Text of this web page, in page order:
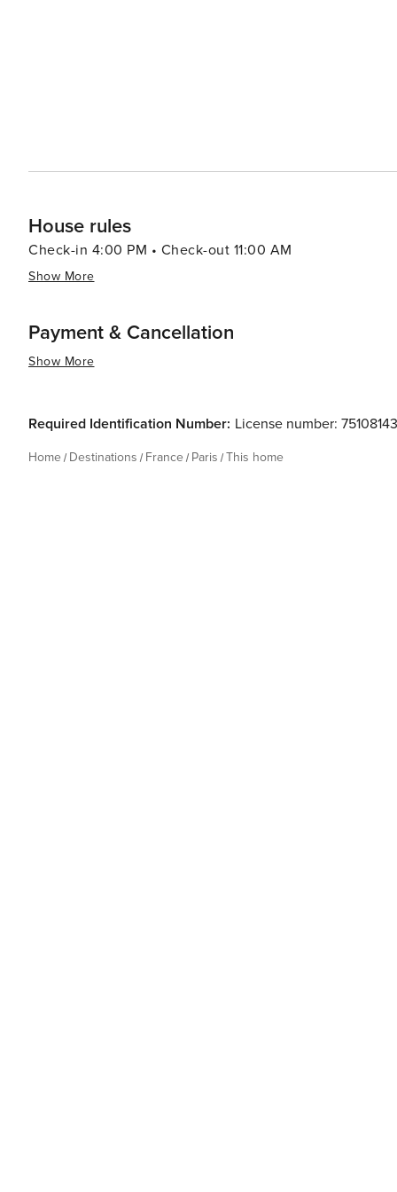
House rules
Check-in 4:00 PM • Check-out 11:00 AM
Show More
Payment & Cancellation
Show More
Required Identification Number: License number:
Home Destinations France Paris This home